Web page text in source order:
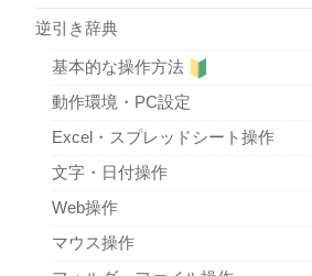
逆引き辞典
基本的な操作方法
動作環境・PC設定
Excel・スプレッドシート操作
文字・日付操作
Web操作
マウス操作